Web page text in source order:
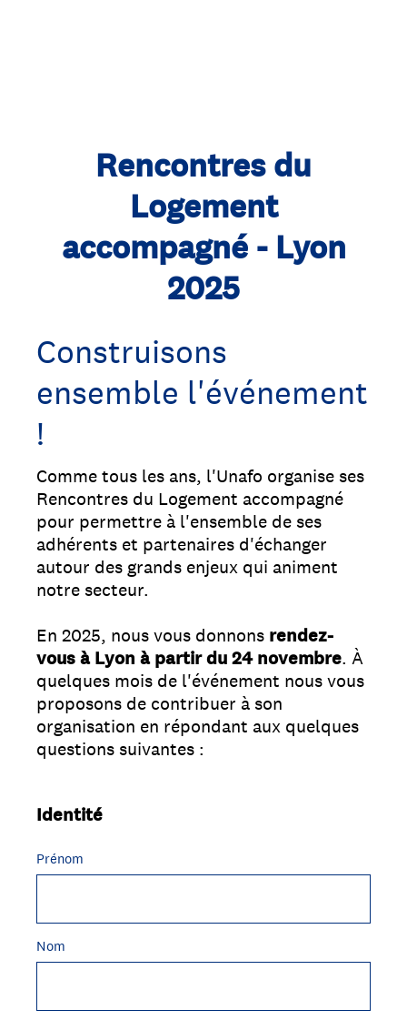
Rencontres du
Logement
accompagné - Lyon
2025
Construisons
ensemble l'événement
!
Comme tous les ans, l'Unafo organise ses
Rencontres du Logement accompagné
pour permettre à l'ensemble de ses
adhérents et partenaires d'échanger
autour des grands enjeux qui animent
notre secteur.
En 2025, nous vous donnons rendez-
vous à Lyon à partir du 24 novembre. À
quelques mois de l'événement nous vous
proposons de contribuer à son
organisation en répondant aux quelques
questions suivantes :
Question
Identité
Prénom
Nom